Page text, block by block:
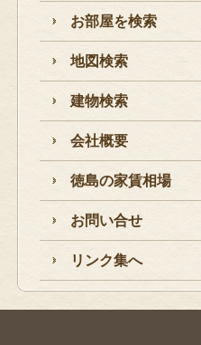
お部屋を検索
地図検索
建物検索
会社概要
徳島の家賃相場
お問い合せ
リンク集へ